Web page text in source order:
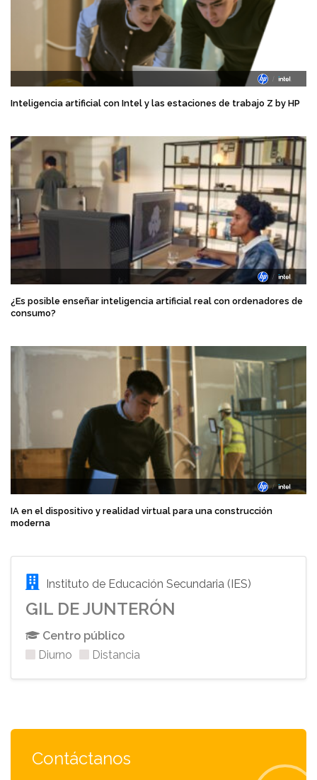
Inteligencia artificial con Intel y las estaciones de trabajo Z by HP
¿Es posible enseñar inteligencia artificial real con ordenadores de
consumo?
IA en el dispositivo y realidad virtual para una construcción
moderna
Instituto de Educación Secundaria (IES)
GIL DE JUNTERÓN
Centro público
Diurno
Distancia
Contáctanos